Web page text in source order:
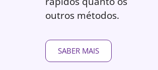
outros métodos.
SABER MAIS